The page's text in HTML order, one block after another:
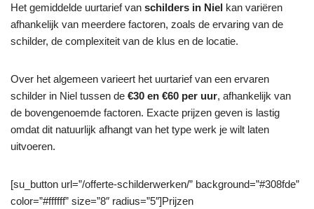
Het gemiddelde uurtarief van schilders in Niel kan variëren
afhankelijk van meerdere factoren, zoals de ervaring van de
schilder, de complexiteit van de klus en de locatie.
Over het algemeen varieert het uurtarief van een ervaren
schilder in Niel tussen de €30 en €60 per uur, afhankelijk van
de bovengenoemde factoren. Exacte prijzen geven is lastig
omdat dit natuurlijk afhangt van het type werk je wilt laten
uitvoeren.
[su_button url=”/offerte-schilderwerken/” background=”#308fde”
color=”#ffffff” size=”8″ radius=”5″]Prijzen